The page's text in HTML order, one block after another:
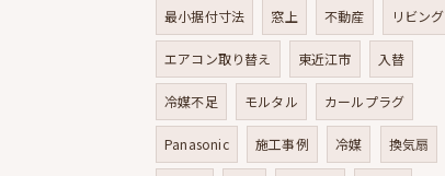
最小据付寸法 窓上 不動産 リビング
エアコン取り替え 東近江市 入替
冷媒不足 モルタル カールプラグ
Panasonic 施工事例 冷媒 換気扇